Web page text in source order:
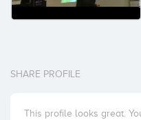
SHARE PROFILE
This profile looks great.